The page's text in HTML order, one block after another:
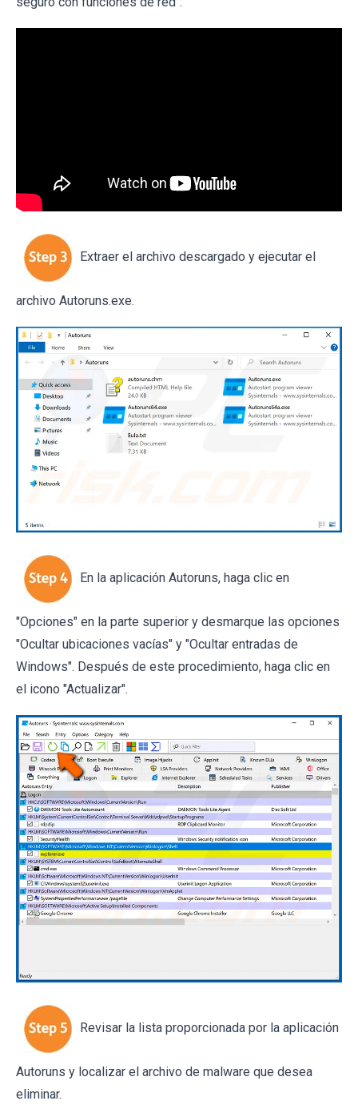
Extraer el archivo descargado y ejecutar el
archivo Autoruns.exe.
En la aplicación Autoruns, haga clic en
"Opciones" en la parte superior y desmarque las opciones
"Ocultar ubicaciones vacías" y "Ocultar entradas de
Windows". Después de este procedimiento, haga clic en
el icono "Actualizar".
Revisar la lista proporcionada por la aplicación
Autoruns y localizar el archivo de malware que desea
eliminar.